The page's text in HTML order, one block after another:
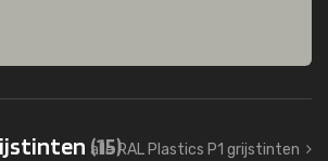
(15)
alle RAL Plastics P1 grijstinten